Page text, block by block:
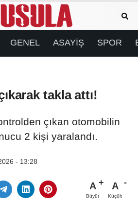
GENEL ASAYİŞ SPOR
takla attı!
çıkan otomobilin
2 kişi yaralandı.
- 13:28
A
Büyüt
A
Küçült